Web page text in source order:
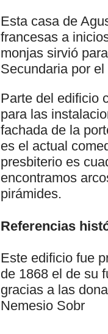
Esta casa de
francesas a
monjas sirvió
Secundaria por
Parte del edificio
para las
fachada de la
es el actual
presbiterio es
encontramos
pirámides.
Referencias
Este edificio fue
de 1868 el de su
gracias a las
Nemesio Sobr